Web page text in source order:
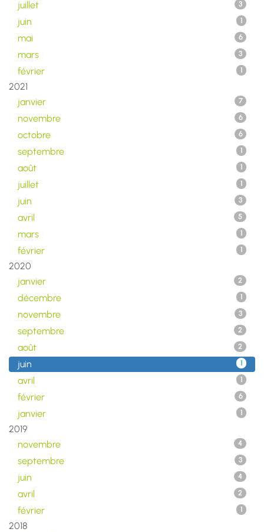
juillet 3
juin 1
mai 6
mars 3
février 1
2021
janvier
7
novembre 6
octobre 6
septembre 1
août 1
juillet 1
juin 3
avril 5
mars 1
février 1
2020
janvier
2
décembre 1
novembre 3
septembre 2
août 2
juin 1
avril 1
février 6
janvier 1
2019
novembre
4
septembre 3
juin 4
avril 2
février 1
2018